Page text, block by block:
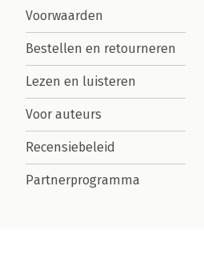
Voorwaarden
Bestellen en retourneren
Lezen en luisteren
Voor auteurs
Recensiebeleid
Partnerprogramma